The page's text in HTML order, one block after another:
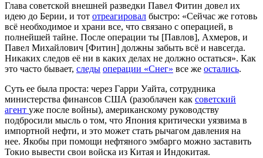
Глава советской внешней разведки Павел Фитин довел их
идею до Берии, и тот отреагировал быстро: «Сейчас же готовь
всё необходимое и храни все, что связано с операцией, в
полнейшей тайне. После операции ты [Павлов], Ахмеров, и
Павел Михайлович [Фитин] должны забыть всё и навсегда.
Никаких следов её ни в каких делах не должно остаться». Как
это часто бывает, следы операции «Снег» все же остались.
Суть ее была проста: через Гарри Уайта, сотрудника
министерства финансов США (разоблачен как советский
агент уже после войны), американскому руководству
подбросили мысль о том, что Япония критически уязвима в
импортной нефти, и это может стать рычагом давления на
нее. Якобы при помощи нефтяного эмбарго можно заставить
Токио вывести свои войска из Китая и Индокитая.